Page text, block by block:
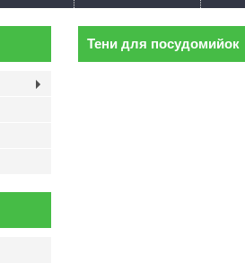
Тени для посудомийок